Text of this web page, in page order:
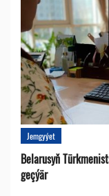
Jemgyýet
Belarusyň
geçýär